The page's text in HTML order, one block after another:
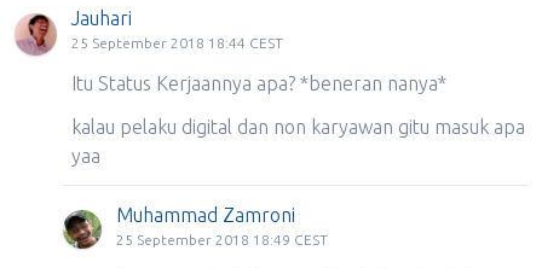
Jauhari
25 September 2018 18:44 CEST
Itu Status Kerjaannya apa? *beneran nanya*
kalau pelaku digital dan non karyawan gitu masuk apa
yaa
Muhammad Zamroni
25 September 2018 18:49 CEST